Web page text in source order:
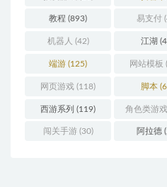
教程 (893) 易支付
机器人 (42) 江湖
端游 (125) 网站模板
网页游戏 (118) 脚本
西游系列 (119) 角色类游戏
闯关手游(30) 阿拉德